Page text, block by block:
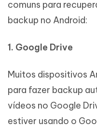
comuns para
backup no Android:
1. Google Drive
Muitos dispositivos
para fazer backup
vídeos no Google
estiver usando o